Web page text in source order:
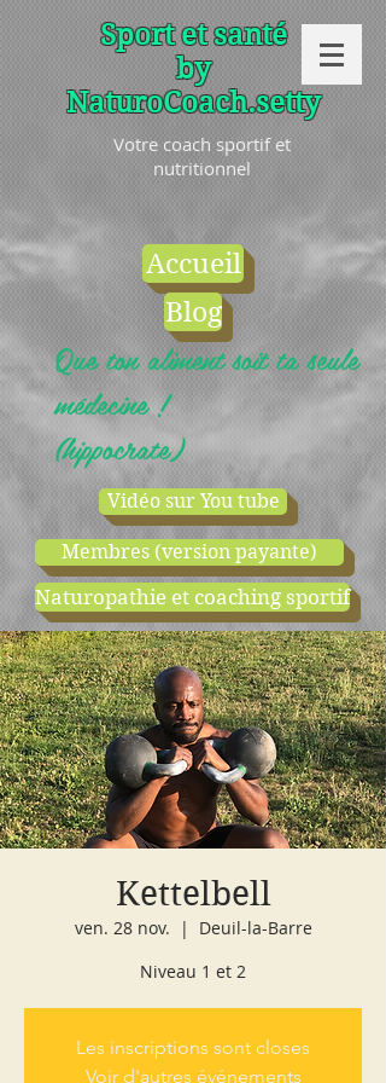
Sport et santé
by
NaturoCoach.setty
Votre coach sportif et
nutritionnel
Accueil
Blog
Que ton aliment soit ta seule
médecine !
(hippocrate)
Vidéo sur You tube
Membres (version payante)
Naturopathie et coaching sportif
cours d'essai boutique
Kettelbell
ven. 28 nov.
  |
Deuil-la-Barre
Niveau 1 et 2
Les inscriptions sont closes
Voir d'autres événements